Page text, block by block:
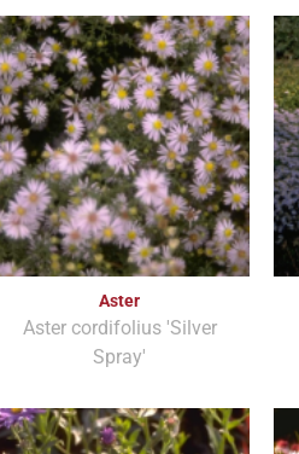
Aster
Aster cordifolius 'Silver
Spray'